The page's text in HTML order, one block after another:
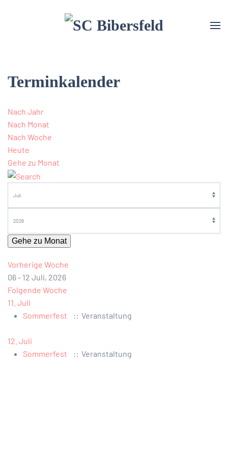
Terminkalender
Nach Jahr
Nach Monat
Nach Woche
Heute
Gehe zu Monat
Gehe zu Monat
Vorherige Woche
06 - 12 Juli, 2026
Folgende Woche
11. Juli
Sommerfest
:: Veranstaltung
12. Juli
Sommerfest
:: Veranstaltung